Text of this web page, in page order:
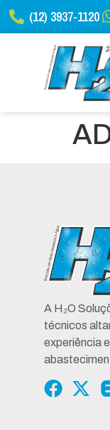
(12) 3937-1120
A H₂O
técnicos
experiência